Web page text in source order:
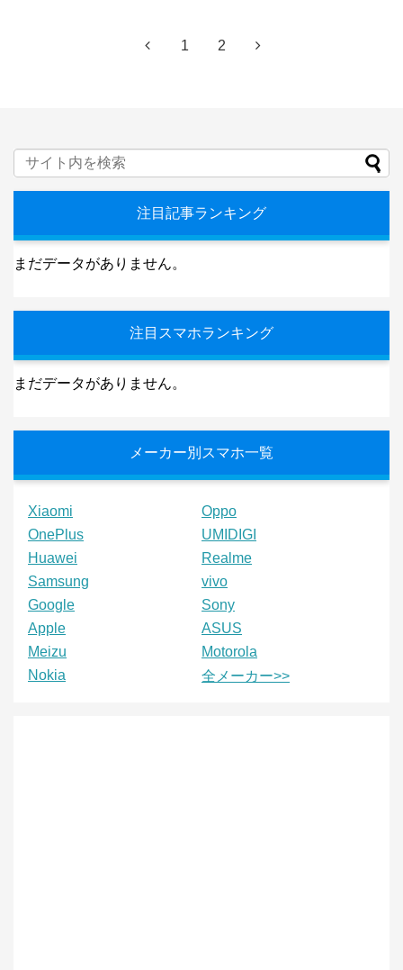
1 2
注目記事ランキング
まだデータがありません。
注目スマホランキング
まだデータがありません。
メーカー別スマホ一覧
Xiaomi
Oppo
OnePlus
UMIDIGI
Huawei
Realme
Samsung
vivo
Google
Sony
Apple
ASUS
Meizu
Motorola
Nokia
全メーカー>>